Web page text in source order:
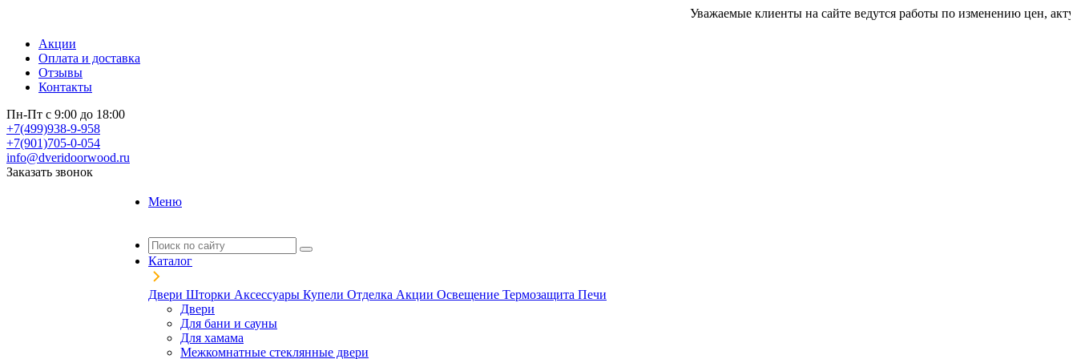
Уважаемые клиенты на сайте ведутся работы по изменению цен,
Акции
Оплата и доставка
Отзывы
Контакты
Пн-Пт с 9:00 до 18:00
+7(499)938-9-958
+7(901)705-0-054
info@dveridoorwood.ru
Заказать звонок
Меню
Каталог
Двери Шторки Аксессуары Купели Отделка Акции Освещение Термозащита Печи
Двери
Для бани и сауны
Для хамама
Межкомнатные стеклянные двери